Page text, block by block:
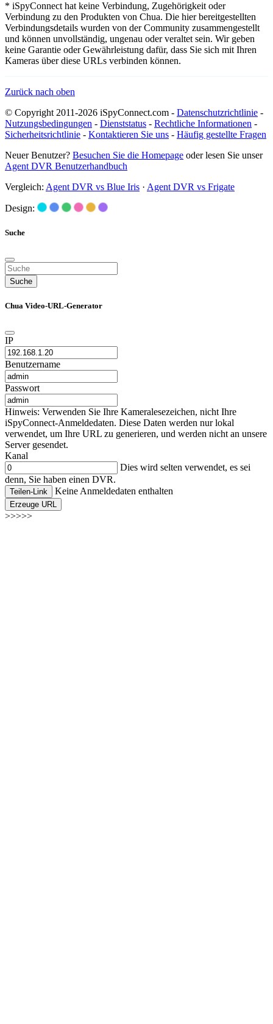
* iSpyConnect hat keine Verbindung, Zugehörigkeit oder
Verbindung zu den Produkten von Chua. Die hier bereitgestellten
Verbindungsdetails wurden von der Community zusammengestellt
und können unvollständig, ungenau oder veraltet sein. Wir geben
keine Garantie oder Gewährleistung dafür, dass Sie sich mit Ihren
Kameras über diese URLs verbinden können.
Zurück nach oben
© Copyright 2011-2026 iSpyConnect.com - Datenschutzrichtlinie -
Nutzungsbedingungen - Dienststatus - Rechtliche Informationen -
Sicherheitsrichtlinie - Kontaktieren Sie uns - Häufig gestellte Fragen
Neuer Benutzer? Besuchen Sie die Homepage oder lesen Sie unser
Agent DVR Benutzerhandbuch
Vergleich: Agent DVR vs Blue Iris · Agent DVR vs Frigate
Design:
Suche
Suche
Chua Video-URL-Generator
IP
Benutzername
Passwort
Hinweis: Verwenden Sie Ihre Kameralesezeichen, nicht Ihre
iSpyConnect-Anmeldedaten. Diese Daten werden nur lokal
verwendet, um Ihre URL zu generieren, und werden nicht an unsere
Server gesendet.
Kanal
Dies wird selten verwendet, es sei
denn, Sie haben einen DVR.
Teilen-Link Keine Anmeldedaten enthalten
Erzeuge URL
>>>>>